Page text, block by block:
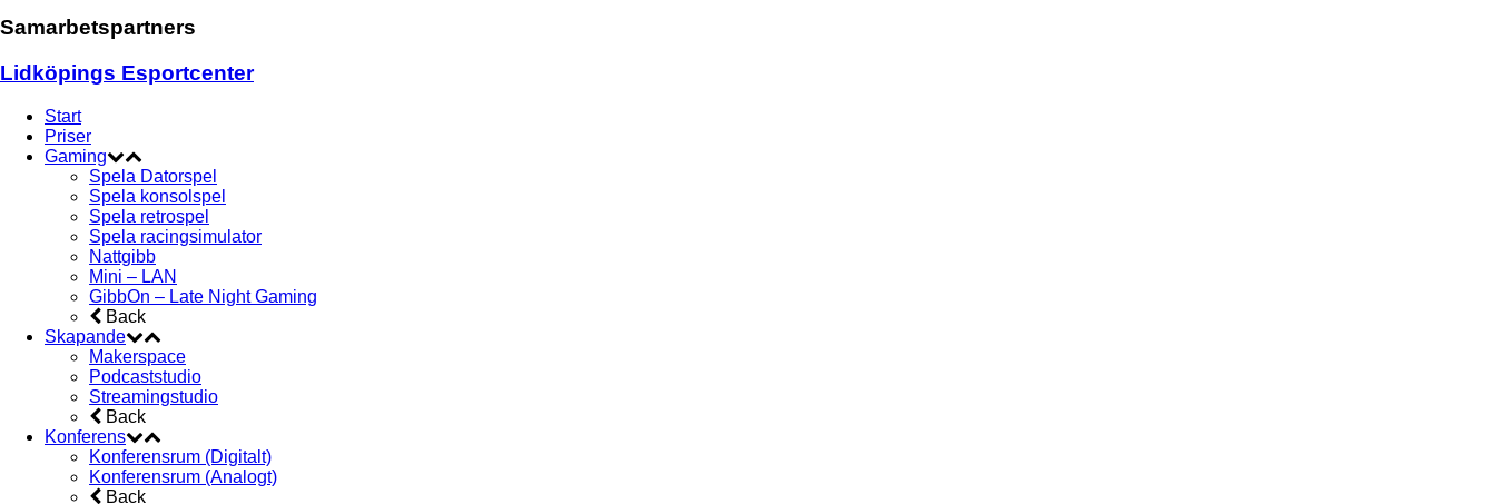
Samarbetspartners
Lidköpings Esportcenter
Start
Priser
Gaming
Spela Datorspel
Spela konsolspel
Spela retrospel
Spela racingsimulator
Nattgibb
Mini – LAN
GibbOn – Late Night Gaming
Back
Skapande
Makerspace
Podcaststudio
Streamingstudio
Back
Konferens
Konferensrum (Digitalt)
Konferensrum (Analogt)
Back